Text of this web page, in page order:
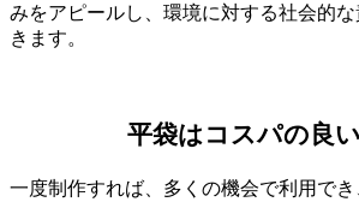
みをアピールし、環境に対する社会的
きます。
平袋はコスパの良
一度制作すれば、多くの機会で利用で